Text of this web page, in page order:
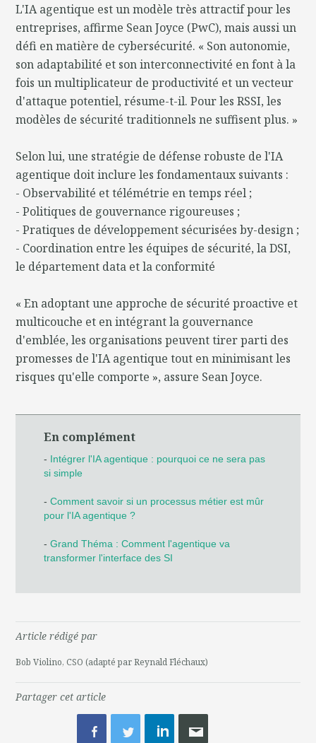
L'IA agentique est un modèle très attractif pour les
entreprises, affirme Sean Joyce (PwC), mais aussi un
défi en matière de cybersécurité. « Son autonomie,
son adaptabilité et son interconnectivité en font à la
fois un multiplicateur de productivité et un vecteur
d'attaque potentiel, résume-t-il. Pour les RSSI, les
modèles de sécurité traditionnels ne suffisent plus. »
Selon lui, une stratégie de défense robuste de l'IA
agentique doit inclure les fondamentaux suivants :
- Observabilité et télémétrie en temps réel ;
- Politiques de gouvernance rigoureuses ;
- Pratiques de développement sécurisées by-design ;
- Coordination entre les équipes de sécurité, la DSI,
le département data et la conformité
« En adoptant une approche de sécurité proactive et
multicouche et en intégrant la gouvernance
d'emblée, les organisations peuvent tirer parti des
promesses de l'IA agentique tout en minimisant les
risques qu'elle comporte », assure Sean Joyce.
En complément
- Intégrer l'IA agentique : pourquoi ce ne sera pas
si simple
-Comment savoir si un processus métier est mûr
pour l'IA agentique ?
-Grand Théma : Comment l'agentique va
transformer l'interface des SI
Article rédigé par
Bob Violino, CSO (adapté par Reynald Fléchaux)
Partager cet article